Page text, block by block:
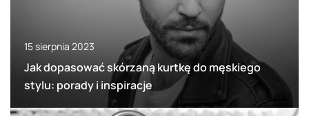
15 sierpnia 2023
Jak dopasować skórzaną kurtkę do męskiego
stylu: porady i inspiracje